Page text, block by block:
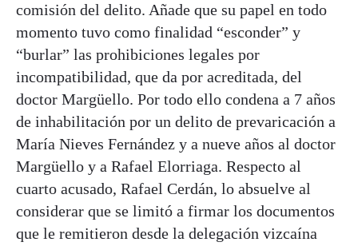
comisión del delito. Añade que su papel en todo
momento tuvo como finalidad “esconder” y
“burlar” las prohibiciones legales por
incompatibilidad, que da por acreditada, del
doctor Margüello. Por todo ello condena a 7 años
de inhabilitación por un delito de prevaricación a
María Nieves Fernández y a nueve años al doctor
Margüello y a Rafael Elorriaga. Respecto al
cuarto acusado, Rafael Cerdán, lo absuelve al
considerar que se limitó a firmar los documentos
que le remitieron desde la delegación vizcaína